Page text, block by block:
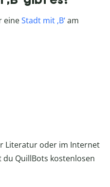
eineStadt mit ‚B‘am
Literatur oder im Internet
QuillBots kostenlosen